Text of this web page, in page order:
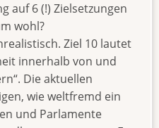
auf 6 (!) Zielsetzungen
wohl?
Ziel 10 lautet
innerhalb von und
Die aktuellen
wie weltfremd ein
und Parlamente